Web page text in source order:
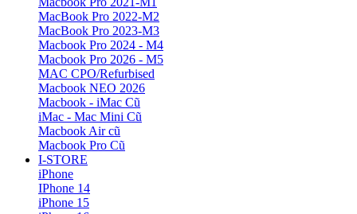
MacBook Pro 2022-M2
MacBook Pro 2023-M3
Macbook Pro 2024 - M4
Macbook Pro 2026 - M5
MAC CPO/Refurbised
Macbook NEO 2026
Macbook - iMac Cũ
iMac - Mac Mini Cũ
Macbook Air cũ
Macbook Pro Cũ
I-STORE
iPhone
IPhone 14
iPhone 15